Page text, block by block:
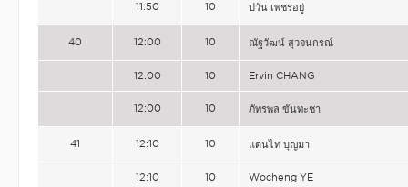
11:50 10 ปวัน เพชรอยู่
40 12:00 10 ณัฐวัฒน์ สุวจนกรณ์
12:00 10 Ervin CHANG
12:00 10 ภัทรพล ขันทะชา
41 12:10 10 แดนไท บุญมา
12:10 10 Wocheng YE